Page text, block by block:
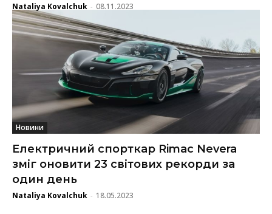
Nataliya Kovalchuk - 08.11.2023
Новини
Електричний спорткар Rimac Nevera
зміг оновити 23 світових рекорди за
один день
Nataliya Kovalchuk - 18.05.2023